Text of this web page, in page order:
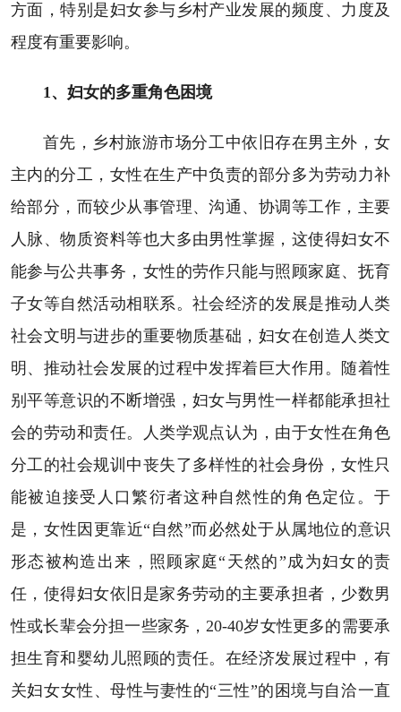
方面，特别是妇女参与乡村产业发展的频度、力度及
程度有重要影响。
1、妇女的多重角色困境
首先，乡村旅游市场分工中依旧存在男主外，女
主内的分工，女性在生产中负责的部分多为劳动力补
给部分，而较少从事管理、沟通、协调等工作，主要
人脉、物质资料等也大多由男性掌握，这使得妇女不
能参与公共事务，女性的劳作只能与照顾家庭、抚育
子女等自然活动相联系。社会经济的发展是推动人类
社会文明与进步的重要物质基础，妇女在创造人类文
明、推动社会发展的过程中发挥着巨大作用。随着性
别平等意识的不断增强，妇女与男性一样都能承担社
会的劳动和责任。人类学观点认为，由于女性在角色
分工的社会规训中丧失了多样性的社会身份，女性只
能被迫接受人口繁衍者这种自然性的角色定位。于
是，女性因更靠近“自然”而必然处于从属地位的意识
形态被构造出来，照顾家庭“天然的”成为妇女的责
任，使得妇女依旧是家务劳动的主要承担者，少数男
性或长辈会分担一些家务，20-40岁女性更多的需要承
担生育和婴幼儿照顾的责任。在经济发展过程中，有
关妇女女性、母性与妻性的“三性”的困境与自洽一直